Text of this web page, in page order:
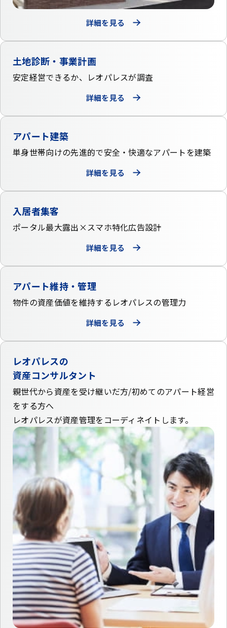
詳細を見る
土地診断・事業計画
安定経営できるか、 レオパレスが調査
詳細を見る
アパート建築
単身世帯向けの先進的で安全・快適なアパートを建築
詳細を見る
入居者集客
ポータル最大露出×スマホ特化広告設計
詳細を見る
アパート維持・管理
物件の資産価値を維持する レオパレスの管理力
詳細を見る
レオパレスの
資産コンサルタント
親世代から資産を受け継いだ方/初めてのアパート経営
をする方へ
レオパレスが資産管理をコーディネイトします。